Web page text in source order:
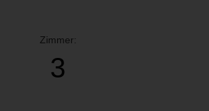
Zimmer:
3